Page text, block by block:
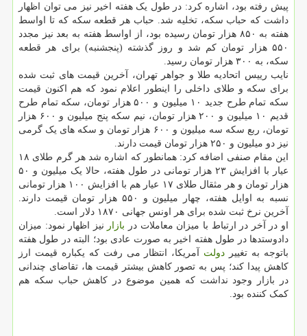
پیش رفته بود، اشاره کرد: در طول یک هفته اخیر نیز می توان اظهار
داشت که حباب سکه، تخلیه شد. حباب هر قطعه سکه که تا اواسط
هفته به ۸۵۰ هزار تومان رسیده بود، از اواسط هفته به بعد نیز مجدد
۵۵۰ هزار تومان کم شد و روز گذشته (پنجشنبه) برای هر قطعه
سکه، به ۳۰۰ هزار تومان رسید.
نایب رییس اتحادیه طلا و جواهر تهران، آخرین قیمت های ثبت شده
برای سکه و طلای داخلی را اینطور اعلام نمود که هم اکنون قیمت
سکه تمام طرح جدید ۱۰ میلیون و ۵۰۰ هزار تومان، سکه تمام طرح
قدیم ۱۰ میلیون و ۲۰۰ هزار تومان، نیم سکه پنج میلیون و ۶۰۰ هزار
تومان، ربع سکه سه میلیون و ۶۰۰ هزار تومان و سکه های یک گرمی
نیز دو میلیون و ۲۵۰ هزار تومان قیمت دارند.
این مقام صنفی اضافه کرد: همانطور که اشاره شد هر گرم طلای ۱۸
عیار با افزایش ۲۳ هزار تومانی در طول هفته، حالا یک میلیون و ۵۰
هزار تومان و هر مثقال طلای ۱۷ عیار هم با افزایش ۱۰۰ هزار تومانی
نسبه به اوایل هفته، چهار میلیون و ۵۵۰ هزار تومان قیمت دارند.
آخرین نرخ ثبت شده برای هر اونس جهانی ۱۸۷۰ دلار است.
او در آخر در ارتباط با میزان معاملات در بازار نیز اظهار نمود: میزان
دادوستدها در طول هفته اخیر به صورت عادی بود؛ البته در طول هفته
باتوجه به تغییر دولت آمریکا، انتظار می رفت که یکباره قیمت ارز
کاهش پیدا کند؛ پس به تصور کاهش بیشتر قیمت ها، تقاضای چندانی
در بازار وجود نداشت که همین موضوع در کاهش حباب سکه هم
کمک کننده بود.